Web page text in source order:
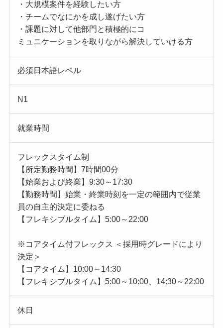
・大規模案件を経験したい方
・チームでなにかを成し遂げたい方
・課題に対して他部門と積極的にコ
ミュニケーションを取りながら解決していける方
必須日本語レベル
N1
就業時間
フレックスタイム制
【所定勤務時間】7時間00分
【始業および終業】9:30～17:30
【勤務時間】始業・終業時刻を一定の範囲内で従業
員の自主的決定に委ねる
【フレキシブルタイム】5:00～22:00
※コアタイム付フレックス ＜採用時グレードにより
決定＞
【コアタイム】10:00～14:30
【フレキシブルタイム】5:00～10:00、14:30～22:00
休日